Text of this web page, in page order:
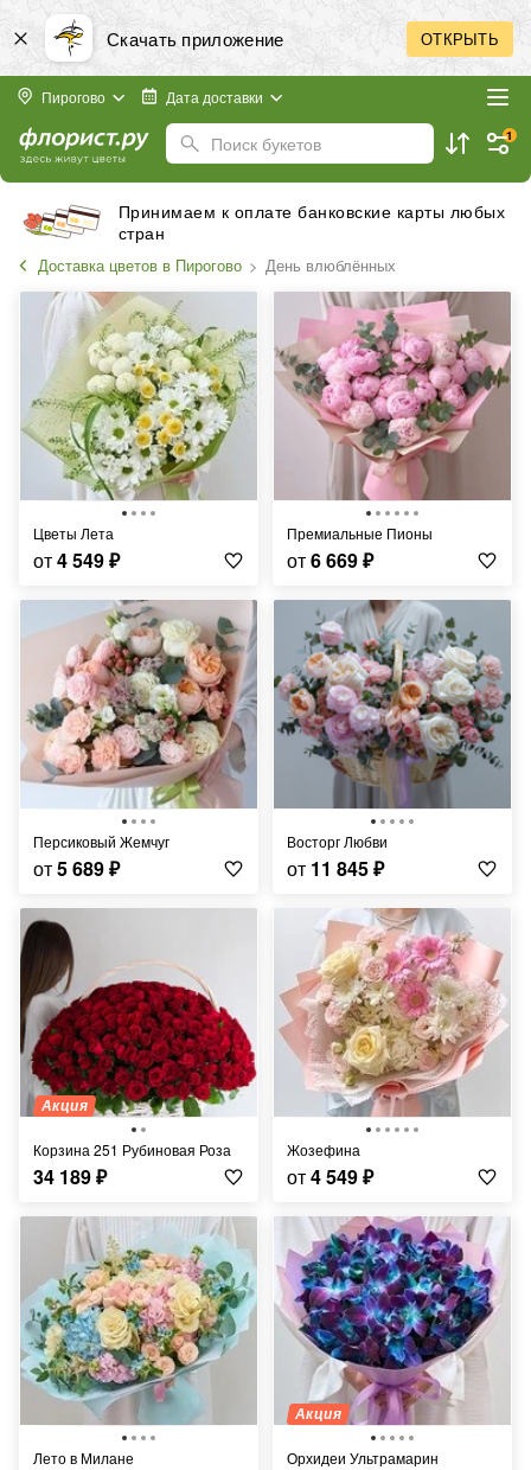
Скачать приложение ОТКРЫТЬ
Пирогово Дата доставки
Поиск букетов 1
Принимаем к оплате банковские карты любых
стран
Доставка цветов в Пирогово День влюблённых
Цветы Лета
от4 549₽
Премиальные Пионы
от6 669₽
Персиковый Жемчуг
от5 689₽
Восторг Любви
от 11 845₽
Акция
Корзина 251 Рубиновая Роза
34 189₽
Жозефина
от4 549₽
Лето в Милане
Акция
Орхидеи Ультрамарин